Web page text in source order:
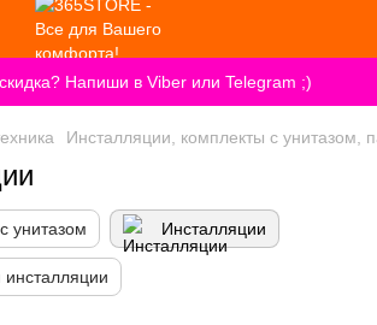
Напиши в Viber или Telegram ;)
Инсталляции, комплекты с унитазом,
унитазом Инсталляции